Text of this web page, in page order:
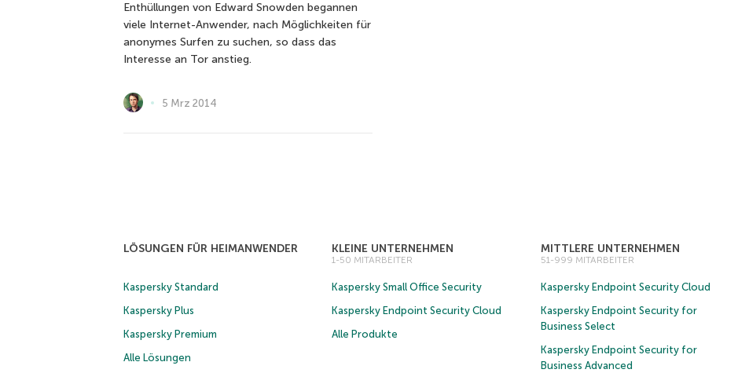
Enthüllungen von Edward Snowden begannen
viele Internet-Anwender, nach Möglichkeiten für
anonymes Surfen zu suchen, so dass das
Interesse an Tor anstieg.
5 Mrz 2014
LÖSUNGEN FÜR HEIMANWENDER
Kaspersky Standard
Kaspersky Plus
Kaspersky Premium
Alle Lösungen
KLEINE UNTERNEHMEN
1-50 MITARBEITER
Kaspersky Small Office Security
Kaspersky Endpoint Security Cloud
Alle Produkte
MITTLERE UNTERNEHMEN
51-999 MITARBEITER
Kaspersky Endpoint Security Cloud
Kaspersky Endpoint Security for
Business Select
Kaspersky Endpoint Security for
Business Advanced